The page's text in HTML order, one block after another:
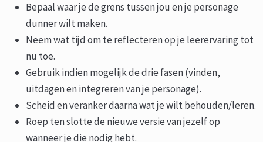
Bepaal waar je de grens tussen jou en je personage
dunner wilt maken.
Neem wat tijd om te reflecteren op je leerervaring tot
nu toe.
Gebruik indien mogelijk de drie fasen (vinden,
uitdagen en integreren van je personage).
Scheid en veranker daarna wat je wilt behouden/leren.
Roep ten slotte de nieuwe versie van jezelf op
wanneer je die nodig hebt.